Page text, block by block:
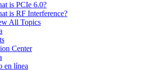
is PCIe 6.0?
is RF Interference?
All Topics
Center
en línea